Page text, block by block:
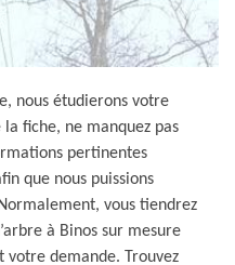
nous étudierons votre
fiche, ne manquez pas
pertinentes
que nous puissions
vous tiendrez
à Binos sur mesure
votre demande. Trouvez